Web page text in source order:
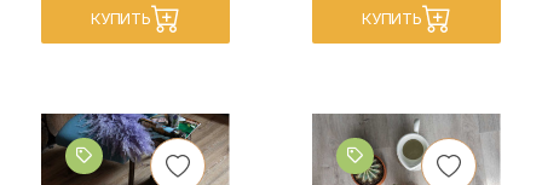
КУПИТЬ КУПИТЬ